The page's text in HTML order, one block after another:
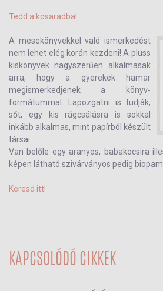
Tedd a kosaradba!
A mesekönyvekkel való ismerkedést
nem lehet elég korán kezdeni! A plüss
kiskönyvek nagyszerűen alkalmasak
arra, hogy a gyerekek hamar
megismerkedjenek a könyv-
formátummal. Lapozgatni is tudják,
sőt, egy kis rágcsálásra is sokkal
inkább alkalmas, mint papírból készült
társai.
Van belőle egy aranyos, babakocsira
képen látható szivárványos pedig
Keresd itt!
KAPCSOLÓDÓ CIKKEK